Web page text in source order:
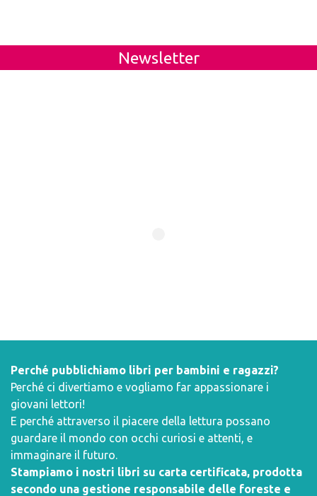
Newsletter
Perché pubblichiamo libri per bambini e ragazzi?
Perché ci divertiamo e vogliamo far appassionare i
giovani lettori!
E perché attraverso il piacere della lettura possano
guardare il mondo con occhi curiosi e attenti, e
immaginare il futuro.
Stampiamo i nostri libri su carta certificata, prodotta
secondo una gestione responsabile delle foreste e